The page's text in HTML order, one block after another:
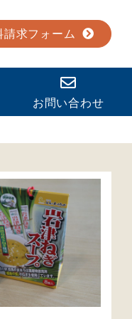
請求フォーム
お問い合わせ